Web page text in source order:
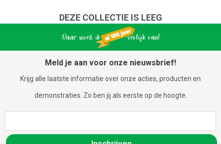
DEZE COLLECTIE IS LEEG
Meld je aan voor onze nieuwsbrief!
Krijg alle laatste informatie over onze acties, producten en
demonstraties. Zo ben jij als eerste op de hoogte.